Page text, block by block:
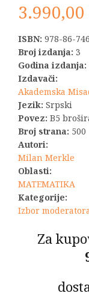
3.990,00
ISBN: 978-86-
Broj izdanja: 3
Godina izdanja:
Izdavači:
Akademska
Jezik: Srpski
Povez: B5
Broj strana: 500
Autori:
Milan Merkle
Oblasti:
MATEMATIKA
Kategorije:
Izbor
Za